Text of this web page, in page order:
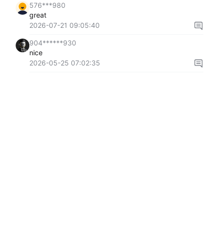
576***980
great
2026-07-21 09:05:40
904******930
nice
2026-05-25 07:02:35